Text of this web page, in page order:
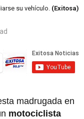
su vehículo. (Exitosa)
madrugada en
motociclista